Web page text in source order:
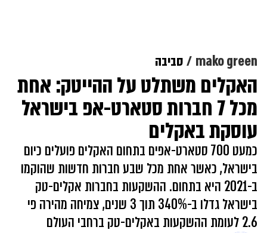
mako green סביבה
האקלים משתלט על ההייטק: אחת
מכל 7 חברות סטארט-אפ בישראל
עוסקת באקלים
כמעט 700 סטארט-אפים בתחום האקלים פועלים כיום
בישראל, כאשר אחת מכל שבע חברות חדשות שהוקמו
ב-2021 היא בתחום. ההשקעות בחברות אקלים-טק
בישראל גדלו ב-340% תוך 3 שנים, צמיחה מהירה פי
2.6 לעומת ההשקעות באקלים-טק ברחבי העולם